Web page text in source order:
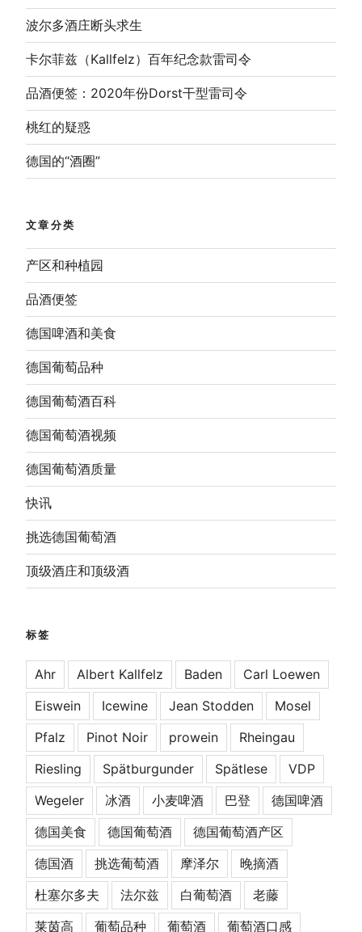
波尔多酒庄断头求生
卡尔菲兹（Kallfelz）百年纪念款雷司令
品酒便签：2020年份Dorst干型雷司令
桃红的疑惑
德国的“酒圈”
文章分类
产区和种植园
品酒便签
德国啤酒和美食
德国葡萄品种
德国葡萄酒百科
德国葡萄酒视频
德国葡萄酒质量
快讯
挑选德国葡萄酒
顶级酒庄和顶级酒
标签
Ahr Albert Kallfelz Baden
Carl Loewen
Eiswein
Icewine Jean Stodden
Mosel
Pfalz
Pinot Noir prowein
Rheingau
Riesling
Spätburgunder Spätlese
VDP
Wegeler
冰酒 小麦啤酒 巴登
德国啤酒
德国美食
德国葡萄酒
德国葡萄酒产区
德国酒
挑选葡萄酒 摩泽尔
晚摘酒
杜塞尔多夫
法尔兹 白葡萄酒
老藤
莱茵高
葡萄品种 葡萄酒 葡萄酒口感